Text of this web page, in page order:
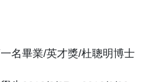
名畢業/英才獎/杜聰明博士